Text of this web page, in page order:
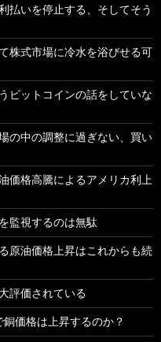
払いを停止する、そしてそう
株式市場に冷水を浴びせる可
ビットコインの話をしていな
の中の調整に過ぎない、買い
価格高騰によるアメリカ利上
監視するのは無駄
原油価格上昇はこれからも続
評価されている
価格は上昇するのか？